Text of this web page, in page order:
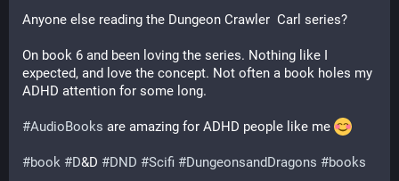
Anyone else reading the Dungeon Crawler  Carl series?
On book 6 and been loving the series. Nothing like I
expected, and love the concept. Not often a book holes my
ADHD attention for some long.
#AudioBooks are amazing for ADHD people like me
#book #D&D #DND #Scifi #DungeonsandDragons #books